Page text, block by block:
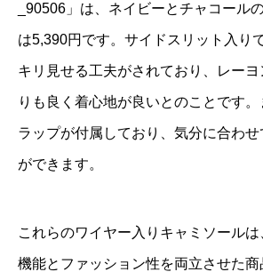
_90506」は、ネイビーとチャコール
は5,390円です。サイドスリット入り
キリ見せる工夫がされており、レー
りも良く着心地が良いとのことです。
ラップが付属しており、気分に合わせ
ができます。
これらのワイヤー入りキャミソールは
機能とファッション性を両立させた